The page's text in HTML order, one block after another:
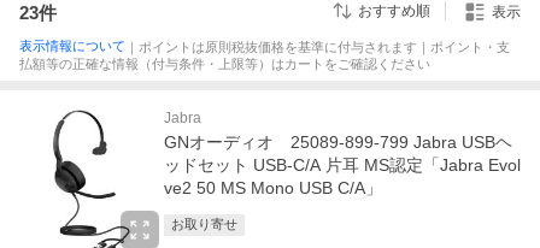
23件 おすすめ順 表示
表示情報について ｜ポイントは原則税抜価格を基準に付与されます｜ポイント・支
払額等の正確な情報（付与条件・上限等）はカートをご確認ください
Jabra
GNオーディオ 25089-899-799 Jabra USBヘ
ッドセット USB-C/A 片耳 MS認定「Jabra Evol
ve2 50 MS Mono USB C/A」
お取り寄せ